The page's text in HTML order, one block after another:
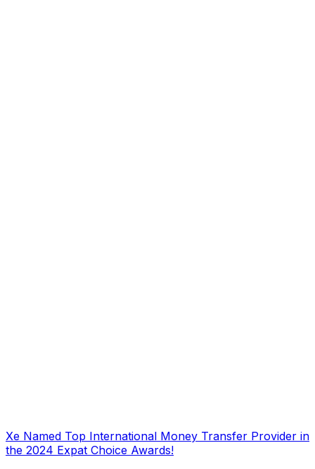
Xe Named Top International Money Transfer Provider in
the 2024 Expat Choice Awards!